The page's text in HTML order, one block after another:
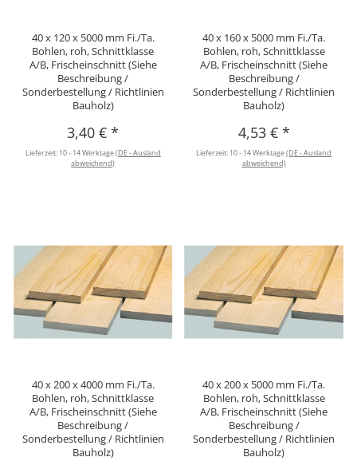
40 x 120 x 5000 mm Fi./Ta.
Bohlen, roh, Schnittklasse
A/B, Frischeinschnitt (Siehe
Beschreibung /
Sonderbestellung / Richtlinien
Bauholz)
3,40 €*
Lieferzeit: 10 - 14 Werktage(DE - Ausland
abweichend)
40 x 160 x 5000 mm Fi./Ta.
Bohlen, roh, Schnittklasse
A/B, Frischeinschnitt (Siehe
Beschreibung /
Sonderbestellung / Richtlinien
Bauholz)
4,53 € *
Lieferzeit: 10 - 14 Werktage(DE - Ausland
abweichend)
40 x 200 x 4000 mm Fi./Ta.
Bohlen, roh, Schnittklasse
A/B, Frischeinschnitt (Siehe
Beschreibung /
Sonderbestellung / Richtlinien
Bauholz)
40 x 200 x 5000 mm Fi./Ta.
Bohlen, roh, Schnittklasse
A/B, Frischeinschnitt (Siehe
Beschreibung /
Sonderbestellung / Richtlinien
Bauholz)